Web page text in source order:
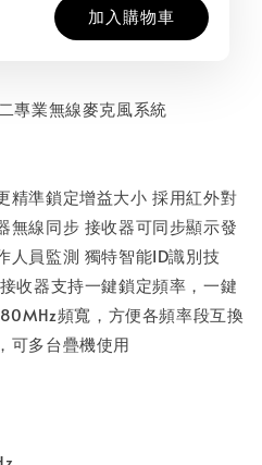
加入購物車
專業無線麥克風系統
精準鎖定增益大小 採用紅外對
無線同步 接收器可同步顯示發
人員監測 獨特智能ID識別技
收器支持一鍵鎖定頻率，一鍵
頻寬，方便各頻率段互換
可多台疊機使用